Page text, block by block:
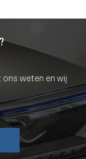
weten en wij